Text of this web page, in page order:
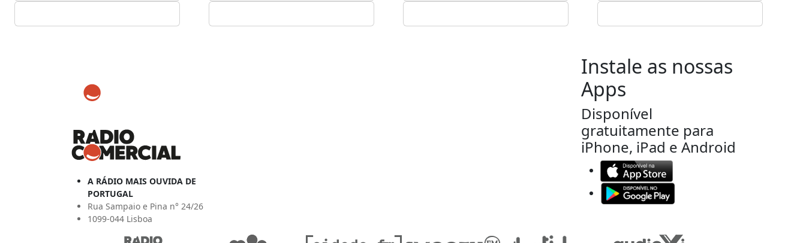
A RÁDIO MAIS OUVIDA DE
PORTUGAL
Rua Sampaio e Pina n° 24/26
1099-044 Lisboa
Instale as nossas
Apps
Disponível
gratuitamente para
iPhone, iPad e Android